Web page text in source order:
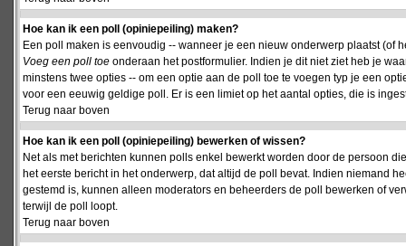
Hoe kan ik een poll (opiniepeiling) maken?
Een poll maken is eenvoudig -- wanneer je een nieuw onderwerp plaatst (of
Voeg een poll toe onderaan het postformulier. Indien je dit niet ziet heb je
minstens twee opties -- om een optie aan de poll toe te voegen typ je een
voor een eeuwig geldige poll. Er is een limiet op het aantal opties, die is
Terug naar boven
Hoe kan ik een poll (opiniepeiling) bewerken of wissen?
Net als met berichten kunnen polls enkel bewerkt worden door de persoon
het eerste bericht in het onderwerp, dat altijd de poll bevat. Indien niemand
gestemd is, kunnen alleen moderators en beheerders de poll bewerken of
terwijl de poll loopt.
Terug naar boven